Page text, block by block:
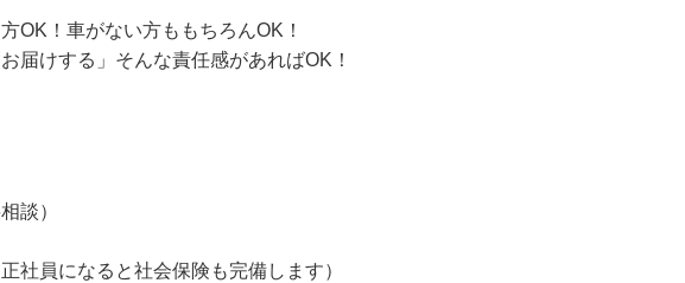
・事務・介護・サービス業・飲食業などOK
届けする」そんな責任感があればOK！
相談）